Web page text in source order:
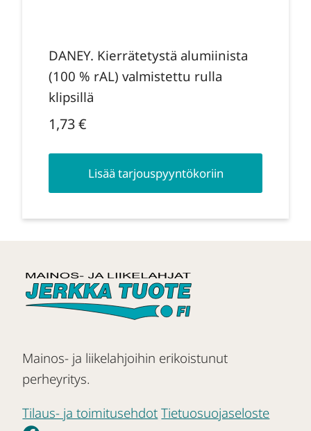
DANEY. Kierrätetystä alumiinista
(100 % rAL) valmistettu rulla
klipsillä
1,73€
Lisää tarjouspyyntökoriin
Mainos- ja liikelahjoihin erikoistunut
perheyritys.
Tilaus- ja toimitusehdot Tietuosuojaseloste